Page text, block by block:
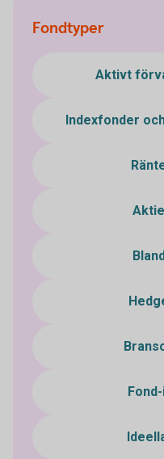
Fondtyper
Aktivt
Indexfonder